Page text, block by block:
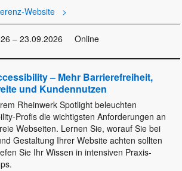
Website
– 23.09.2026 Online
– Mehr Barrierefreiheit,
und Kundennutzen
Rheinwerk Spotlight beleuchten
Profis die wichtigsten Anforderungen an
Webseiten. Lernen Sie, worauf Sie bei
Gestaltung Ihrer Website achten sollten
Sie Ihr Wissen in intensiven Praxis-